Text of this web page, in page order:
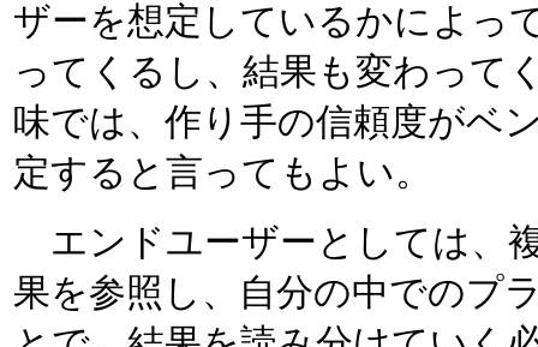
ザーを想定しているかによっ
ってくるし、結果も変わって
味では、作り手の信頼度がベ
定すると言ってもよい。
エンドユーザーとしては、
果を参照し、自分の中でのプ